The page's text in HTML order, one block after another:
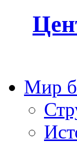
Мир